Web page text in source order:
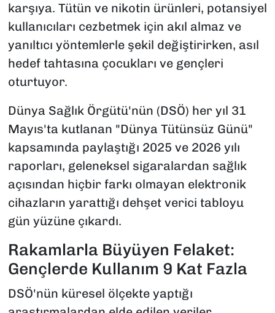
karşıya. Tütün ve nikotin ürünleri, potansiyel
kullanıcıları cezbetmek için akıl almaz ve
yanıltıcı yöntemlerle şekil değiştirirken, asıl
hedef tahtasına çocukları ve gençleri
oturtuyor.
Dünya Sağlık Örgütü'nün (DSÖ) her yıl 31
Mayıs'ta kutlanan "Dünya Tütünsüz Günü"
kapsamında paylaştığı 2025 ve 2026 yılı
raporları, geleneksel sigaralardan sağlık
açısından hiçbir farkı olmayan elektronik
cihazların yarattığı dehşet verici tabloyu
gün yüzüne çıkardı.
Rakamlarla Büyüyen Felaket:
Gençlerde Kullanım 9 Kat Fazla
DSÖ'nün küresel ölçekte yaptığı